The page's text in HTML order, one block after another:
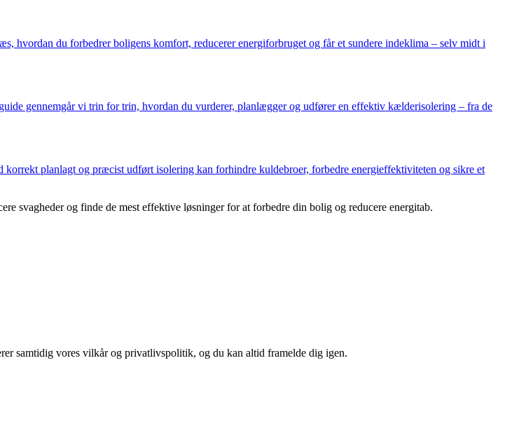
hvordan du forbedrer boligens komfort, reducerer energiforbruget og får et sundere indeklima – selv midt i
gennemgår vi trin for trin, hvordan du vurderer, planlægger og udfører en effektiv kælderisolering – fra de
planlagt og præcist udført isolering kan forhindre kuldebroer, forbedre energieffektiviteten og sikre et
svagheder og finde de mest effektive løsninger for at forbedre din bolig og reducere energitab.
samtidig vores vilkår og privatlivspolitik, og du kan altid framelde dig igen.